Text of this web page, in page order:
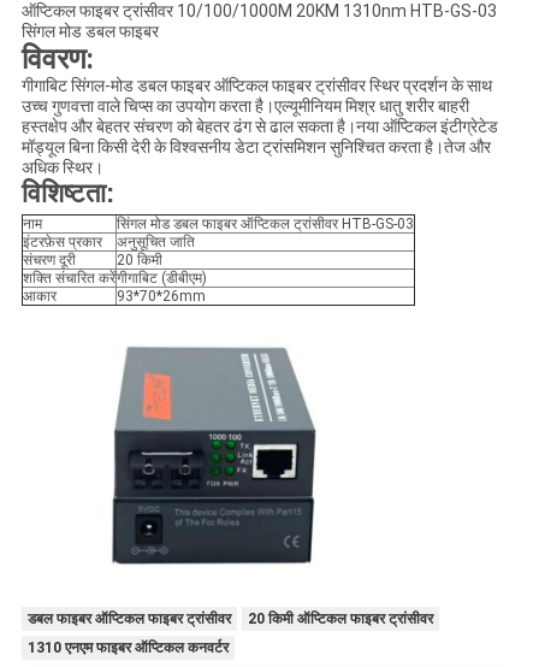
ऑप्टिकल फाइबर ट्रांसीवर 10/100/1000M 20KM 1310nm HTB-GS-03
सिंगल मोड डबल फाइबर
विवरण:
गीगाबिट सिंगल-मोड डबल फाइबर ऑप्टिकल फाइबर ट्रांसीवर स्थिर प्रदर्शन के साथ
उच्च गुणवत्ता वाले चिप्स का उपयोग करता है।एल्यूमीनियम मिश्र धातु शरीर बाहरी
हस्तक्षेप और बेहतर संचरण को बेहतर ढंग से ढाल सकता है।नया ऑप्टिकल इंटीग्रेटेड
मॉड्यूल बिना किसी देरी के विश्वसनीय डेटा ट्रांसमिशन सुनिश्चित करता है।तेज और
अधिक स्थिर।
विशिष्टता:
नाम
सिंगल मोड डबल फाइबर ऑप्टिकल ट्रांसीवर HTB-GS-03
इंटरफ़ेस प्रकार
अनुसूचित जाति
संचरण दूरी
20 किमी
शक्ति संचारित करेंगीगाबिट (डीबीएम)
आकार
93*70*26mm
डबल फाइबर ऑप्टिकल फाइबर ट्रांसीवर
20 किमी ऑप्टिकल फाइबर ट्रांसीवर
1310 एनएम फाइबर ऑप्टिकल कनवर्टर